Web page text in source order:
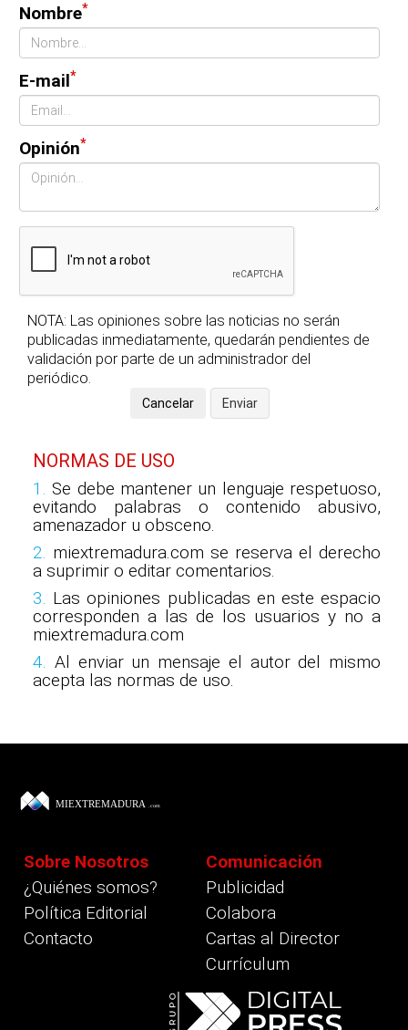
Nombre*
E-mail*
Opinión*
NOTA: Las opiniones sobre las noticias no serán
publicadas inmediatamente, quedarán pendientes de
validación por parte de un administrador del
periódico.
NORMAS DE USO
1. Se debe mantener un lenguaje respetuoso,
evitando palabras o contenido abusivo,
amenazador u obsceno.
2. miextremadura.com se reserva el derecho
a suprimir o editar comentarios.
3. Las opiniones publicadas en este espacio
corresponden a las de los usuarios y no a
miextremadura.com
4. Al enviar un mensaje el autor del mismo
acepta las normas de uso.
Sobre Nosotros
¿Quiénes somos?
Política Editorial
Contacto
Comunicación
Publicidad
Colabora
Cartas al Director
Currículum